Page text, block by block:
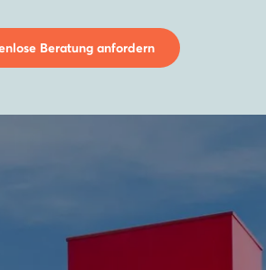
Beratung anfordern